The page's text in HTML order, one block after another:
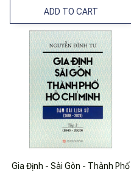
ADD TO CART
Gia Định - Sài Gòn - Thành Phố